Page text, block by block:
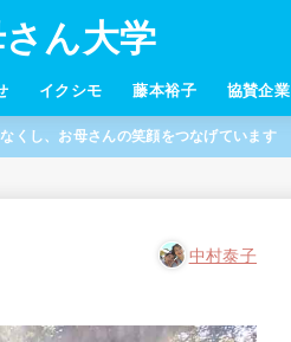
ん大学
イクシモ 藤本裕子 協賛企業
くし、お母さんの笑顔をつなげています
中村泰子